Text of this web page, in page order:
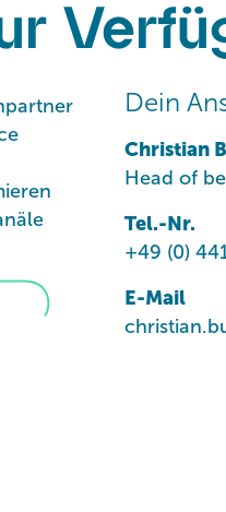
Dein
Christian
Head of
Tel.-Nr.
+49 (0)
E-Mail